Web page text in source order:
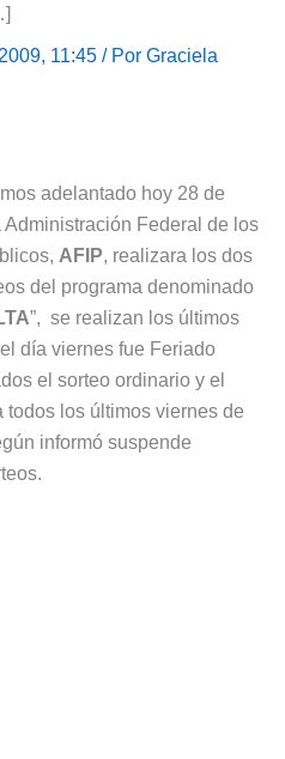
11:45 / Por Graciela
adelantado hoy 28 de
Administración Federal de los
AFIP, realizara los dos
del programa denominado
”, se realizan los últimos
día viernes fue Feriado
el sorteo ordinario y el
los últimos viernes de
informó suspende